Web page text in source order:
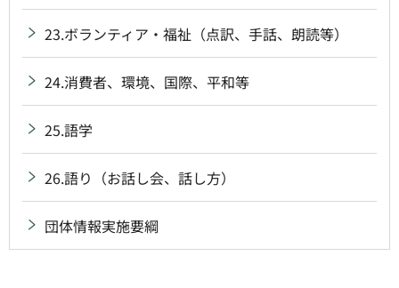
23.ボランティア・福祉（点訳、手話、朗読等）
24.消費者、環境、国際、平和等
25.語学
26.語り（お話し会、話し方）
団体情報実施要綱